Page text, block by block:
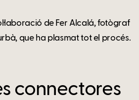
de Fer Alcalá, fotògraf
que ha plasmat tot el procés.
connectores